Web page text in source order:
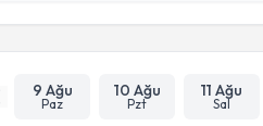
Takvim Talebini Gönder
9 Ağu
Paz
10 Ağu
Pzt
11 Ağu
Sal